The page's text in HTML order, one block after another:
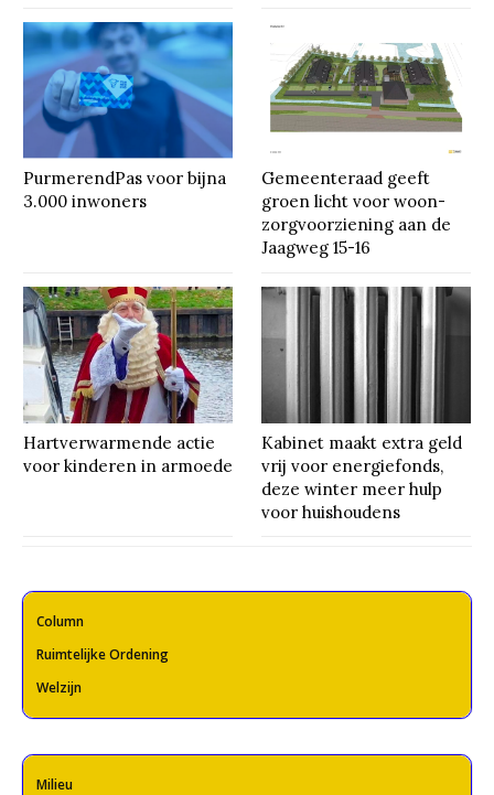
PurmerendPas voor bijna
3.000 inwoners
Gemeenteraad geeft
groen licht voor woon-
zorgvoorziening aan de
Jaagweg 15-16
Hartverwarmende actie
voor kinderen in armoede
Kabinet maakt extra geld
vrij voor energiefonds,
deze winter meer hulp
voor huishoudens
Column
Ruimtelijke Ordening
Welzijn
Milieu